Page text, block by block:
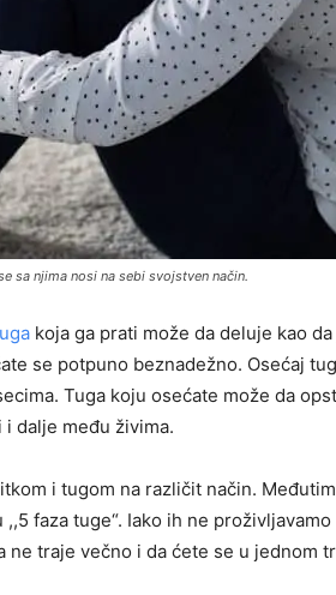
sa njima nosi na sebi svojstven način.
koja ga prati može da deluje kao
se potpuno beznadežno. Osećaj
Tuga koju osećate može da
dalje među živima.
i tugom na različit način.
faza tuge“. Iako ih ne
traje večno i da ćete se u jednom